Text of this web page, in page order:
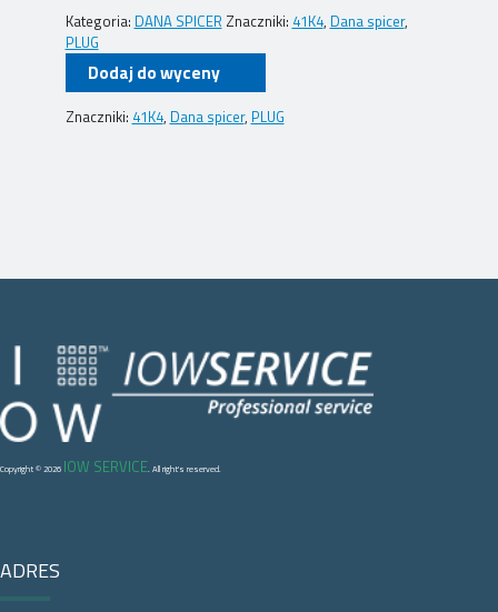
Kategoria: DANA SPICER Znaczniki: 41K4, Dana spicer,
PLUG
Dodaj do wyceny
Znaczniki: 41K4, Dana spicer, PLUG
Copyright © 2026 IOW SERVICE. All right's reserved.
ADRES